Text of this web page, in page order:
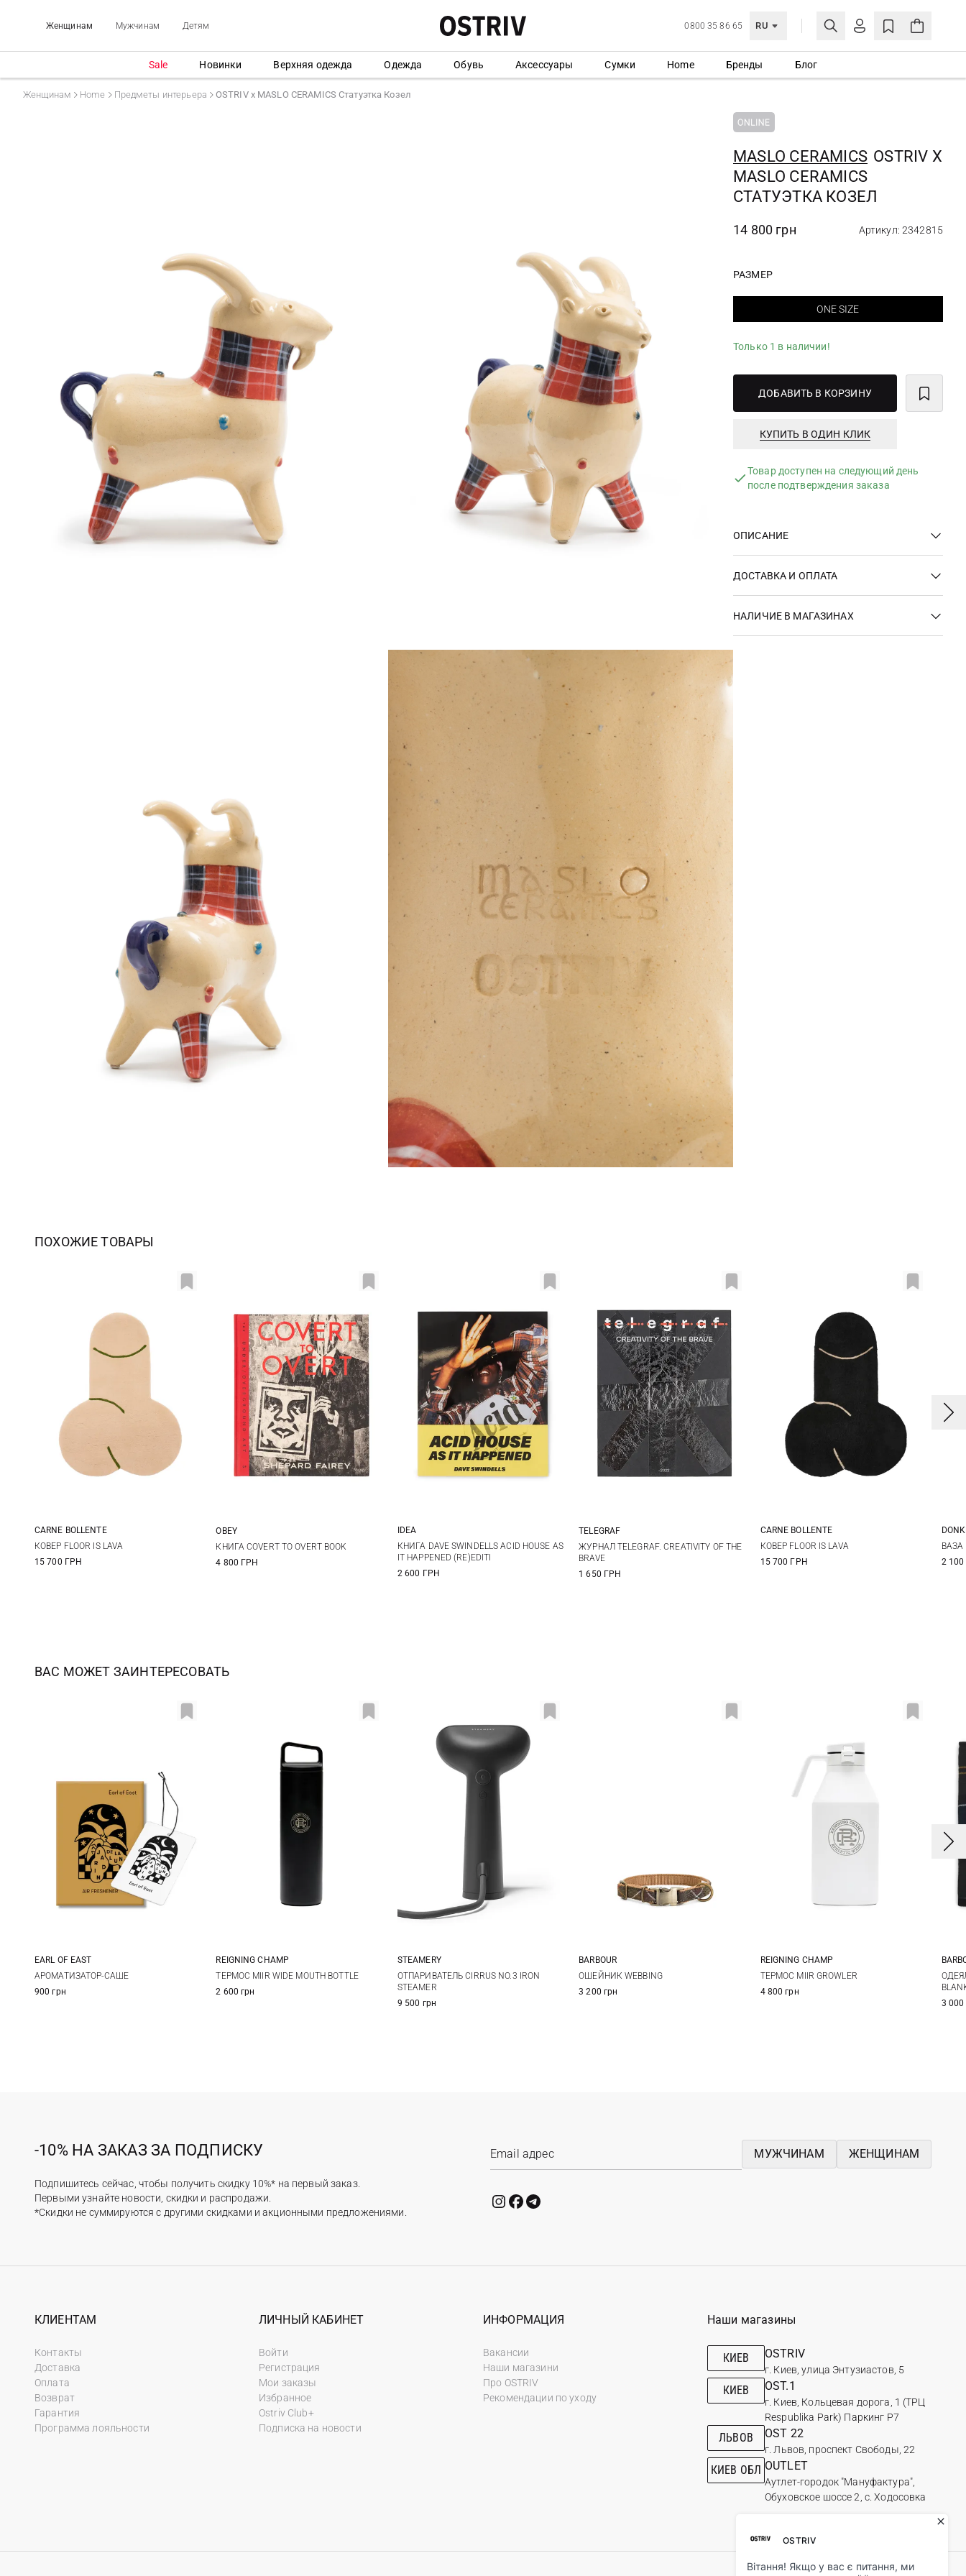
Женщинам Мужчинам Детям 0800 35 86 65 RU
ЛИЧНЫЙ КАБИНЕТ
СОЗДАТЬ УЧЕТНУЮ ЗАПИСЬ
Sale Новинки Верхняя одежда Одежда Обувь Аксессуары Сумки Home Бренды Блог
Женщинам Home Предметы интерьера OSTRIV x MASLO CERAMICS Статуэтка Козел
MASLO CERAMICS OSTRIV X
MASLO CERAMICS
СТАТУЭТКА КОЗЕЛ
14 800 грн Артикул: 2342815
РАЗМЕР
ONE SIZE
Только 1 в наличии!
ДОБАВИТЬ В КОРЗИНУ
КУПИТЬ В ОДИН КЛИК
Товар доступен на следующий день
после подтверждения заказа
ОПИСАНИЕ
ДОСТАВКА И ОПЛАТА
НАЛИЧИЕ В МАГАЗИНАХ
ПОХОЖИЕ ТОВАРЫ
One Size
CARNE BOLLENTE
КОВЕР FLOOR IS LAVA
15 700 ГРН
One Size
OBEY
КНИГА COVERT TO OVERT BOOK
4 800 ГРН
One Size
IDEA
КНИГА DAVE SWINDELLS ACID HOUSE AS
IT HAPPENED (RE)EDITI
2 600 ГРН
One Size
TELEGRAF
ЖУРНАЛ TELEGRAF. CREATIVITY OF THE
BRAVE
1 650 ГРН
One Size
CARNE BOLLENTE
КОВЕР FLOOR IS LAVA
15 700 ГРН
ВАЗА
2
ВАС МОЖЕТ ЗАИНТЕРЕСОВАТЬ
10X7СМ
EARL OF EAST
АРОМАТИЗАТОР-САШЕ
900 грн
One Size
REIGNING CHAMP
ТЕРМОС MIIR WIDE MOUTH BOTTLE
2 600 грн
One Size
STEAMERY
ОТПАРИВАТЕЛЬ CIRRUS NO.3 IRON
STEAMER
9 500 грн
S M
BARBOUR
ОШЕЙНИК WEBBING
3 200 грн
One Size
REIGNING CHAMP
ТЕРМОС MIIR GROWLER
4 800 грн
3 000
-10% НА ЗАКАЗ ЗА ПОДПИСКУ
Подпишитесь сейчас, чтобы получить скидку 10%* на первый заказ.
Первыми узнайте новости, скидки и распродажи.
*Скидки не суммируются с другими скидками и акционными предложениями.
МУЖЧИНАМ ЖЕНЩИНАМ
КЛИЕНТАМ
Контакты
Доставка
Оплата
Возврат
Гарантия
Программа лояльности
ЛИЧНЫЙ КАБИНЕТ
Войти
Регистрация
Мои заказы
Избранное
Ostriv Club+
Подписка на новости
ИНФОРМАЦИЯ
Вакансии
Наши магазини
Про OSTRIV
Рекомендации по уходу
Наши магазины
КИЕВ OSTRIV
г. Киев, улица Энтузиастов, 5
КИЕВ OST.1
г. Киев, Кольцевая дорога, 1 (ТРЦ
Respublika Park) Паркинг Р7
ЛЬВОВ OST 22
г. Львов, проспект Свободы, 22
КИЕВ ОБЛ OUTLET
Аутлет-городок "Мануфактура",
Обуховское шоссе 2, с. Ходосовка